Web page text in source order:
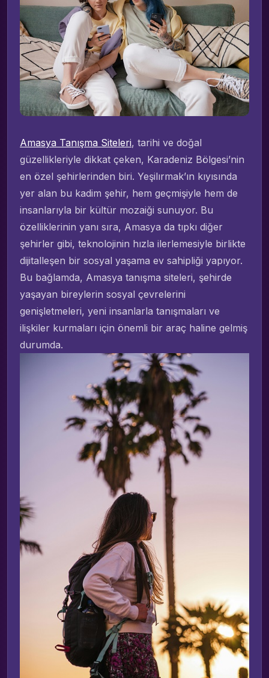
Amasya Tanışma Siteleri, tarihi ve doğal
güzellikleriyle dikkat çeken, Karadeniz Bölgesi’nin
en özel şehirlerinden biri. Yeşilırmak’ın kıyısında
yer alan bu kadim şehir, hem geçmişiyle hem de
insanlarıyla bir kültür mozaiği sunuyor. Bu
özelliklerinin yanı sıra, Amasya da tıpkı diğer
şehirler gibi, teknolojinin hızla ilerlemesiyle birlikte
dijitalleşen bir sosyal yaşama ev sahipliği yapıyor.
Bu bağlamda, Amasya tanışma siteleri, şehirde
yaşayan bireylerin sosyal çevrelerini
genişletmeleri, yeni insanlarla tanışmaları ve
ilişkiler kurmaları için önemli bir araç haline gelmiş
durumda.